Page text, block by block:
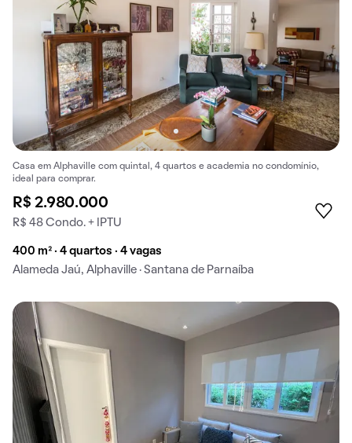
Casa em Alphaville com quintal, 4 quartos e academia no condomínio,
ideal para comprar.
R$ 2.980.000
R$ 48 Condo. + IPTU
400 m² · 4 quartos · 4 vagas
Alameda Jaú, Alphaville · Santana de Parnaíba